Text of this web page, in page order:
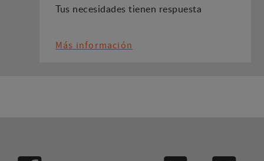
Tus necesidades tienen respuesta
Más información